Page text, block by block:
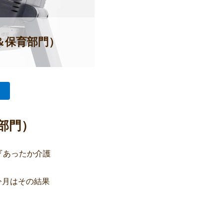
育部門）
）
あったか介護
はその結果